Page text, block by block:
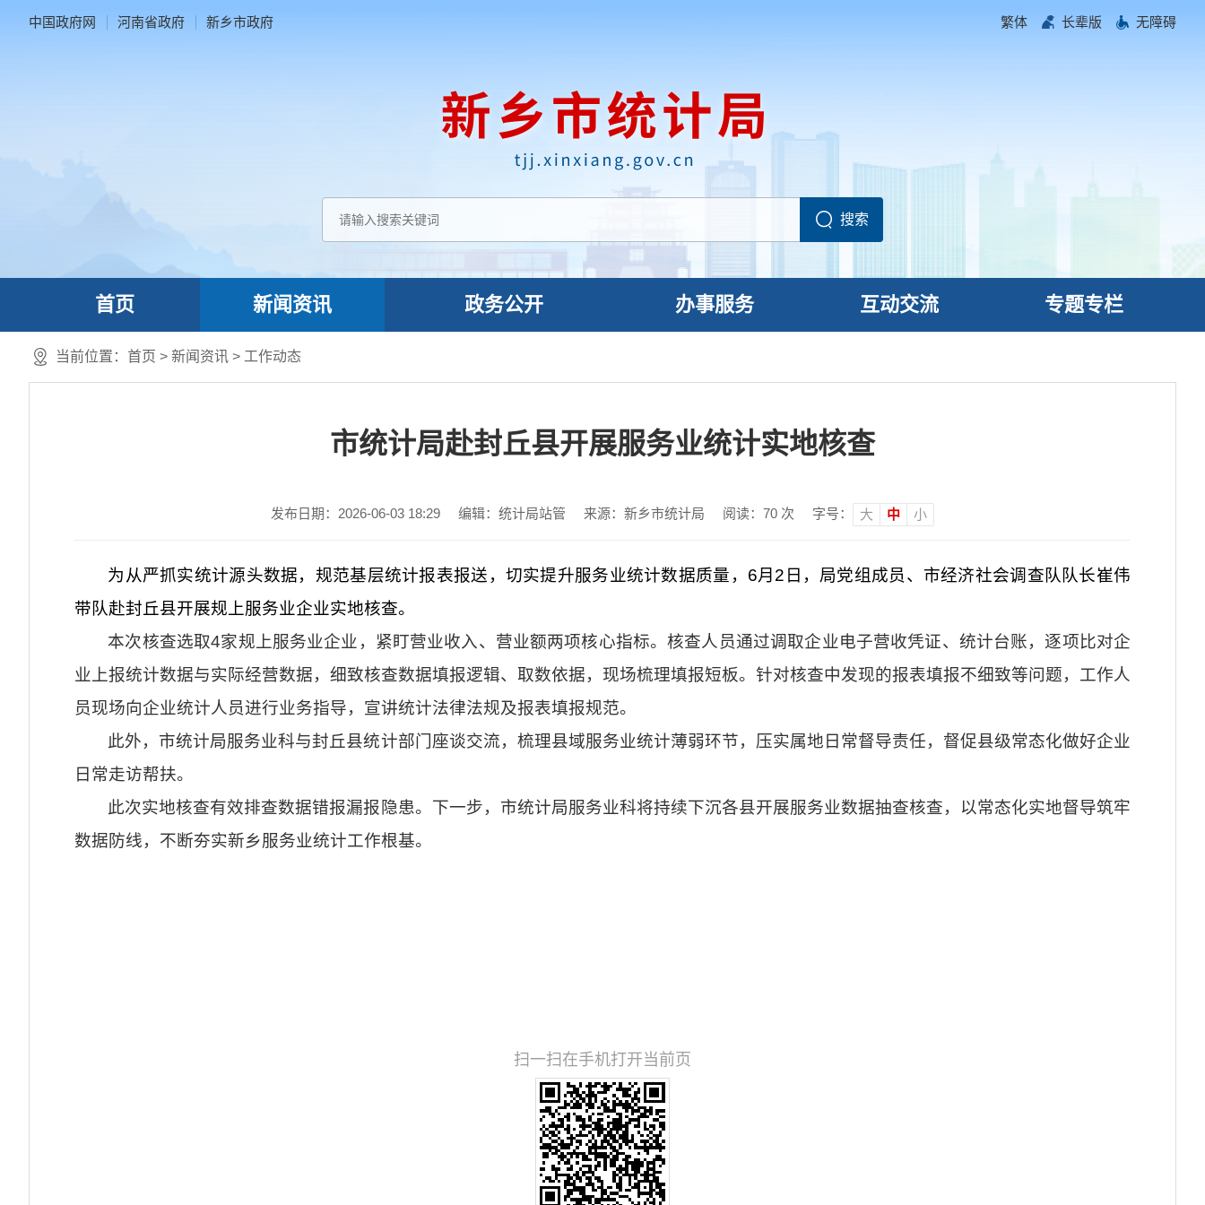
中国政府网 河南省政府 新乡市政府 繁体 长辈版 无障碍
首页 新闻资讯 政务公开 办事服务 互动交流 专题专栏
当前位置： 首页 > 新闻资讯 > 工作动态
市统计局赴封丘县开展服务业统计实地核查
发布日期：2026-06-03 18:29 编辑：统计局站管 来源：新乡市统计局 阅读： 70 次 字号： 大 中 小
为从严抓实统计源头数据，规范基层统计报表报送，切实提升服务业统计数据质量，6月2日，局党组成员、市经济社会调查队队长崔伟
带队赴封丘县开展规上服务业企业实地核查。
本次核查选取4家规上服务业企业，紧盯营业收入、营业额两项核心指标。核查人员通过调取企业电子营收凭证、统计台账，逐项比对企
业上报统计数据与实际经营数据，细致核查数据填报逻辑、取数依据，现场梳理填报短板。针对核查中发现的报表填报不细致等问题，工作人
员现场向企业统计人员进行业务指导，宣讲统计法律法规及报表填报规范。
此外，市统计局服务业科与封丘县统计部门座谈交流，梳理县域服务业统计薄弱环节，压实属地日常督导责任，督促县级常态化做好企业
日常走访帮扶。
此次实地核查有效排查数据错报漏报隐患。下一步，市统计局服务业科将持续下沉各县开展服务业数据抽查核查，以常态化实地督导筑牢
数据防线，不断夯实新乡服务业统计工作根基。
扫一扫在手机打开当前页